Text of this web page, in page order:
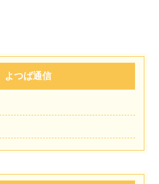
よつば通信